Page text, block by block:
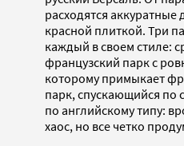
расходятся
красной плиткой. Три
каждый в своем стиле:
французский парк с
которому примыкает
парк, спускающийся по
по английскому типу:
хаос, но все четко